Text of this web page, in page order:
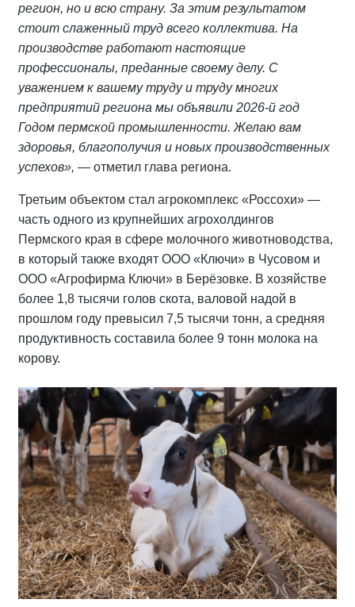
регион, но и всю страну. За этим результатом
стоит слаженный труд всего коллектива. На
производстве работают настоящие
профессионалы, преданные своему делу. С
уважением к вашему труду и труду многих
предприятий региона мы объявили 2026-й год
Годом пермской промышленности. Желаю вам
здоровья, благополучия и новых производственных
успехов», — отметил глава региона.
Третьим объектом стал агрокомплекс «Россохи» —
часть одного из крупнейших агрохолдингов
Пермского края в сфере молочного животноводства,
в который также входят ООО «Ключи» в Чусовом и
ООО «Агрофирма Ключи» в Берёзовке. В хозяйстве
более 1,8 тысячи голов скота, валовой надой в
прошлом году превысил 7,5 тысячи тонн, а средняя
продуктивность составила более 9 тонн молока на
корову.